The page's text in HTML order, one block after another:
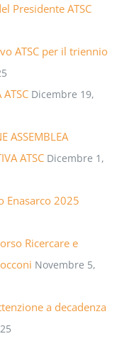
Presidente ATSC
ATSC per il triennio
Dicembre 19,
ASSEMBLEA
ATSC Dicembre 1,
Enasarco 2025
Ricercare e
Novembre 5,
a decadenza